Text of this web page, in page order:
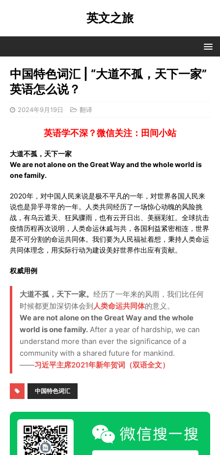
英文之旅
中国特色词汇 | “大道不孤，天下一家”
英语怎么说？
2024年9月19日 翻译
英语学不深？微信关注：田间小站
大道不孤，天下一家
We are not alone on the Great Way and the whole world is
one family.
2020年，对中国人民来说是极不平凡的一年，对世界各国人民来
说也是异乎寻常的一年。人类共同经历了一场惊心动魄的风险挑
战，有乌云遮天、狂风骤雨，也有云开日出、美丽彩虹。全球抗击
疫情历程再次说明，人类命运休戚与共，各国利益紧密相连，世界
是不可分割的命运共同体。我们要为人民福祉着想，秉持人类命运
共同体理念，用实际行动为建设美好世界作出应有贡献。
权威用例
大道不孤，天下一家。 经历了一年来的风雨，我们比任何
时候都更加深切体会到人类命运共同体的意义。
We are not alone on the Great Way and the whole
world is one family. After a year of hardship, we can
understand more than ever the significance of a
community with a shared future for mankind.
——习近平主席2021年新年贺词（双语全文）
中国特色词汇